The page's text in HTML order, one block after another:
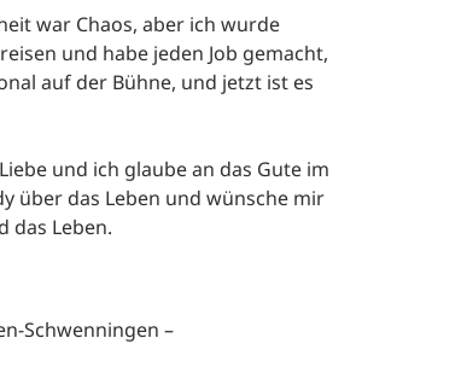
war Chaos, aber ich wurde
und habe jeden Job gemacht,
auf der Bühne, und jetzt ist es
und ich glaube an das Gute im
über das Leben und wünsche mir
das Leben.
Schwenningen –